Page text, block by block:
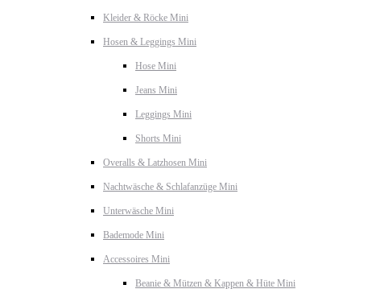
Kleider & Röcke Mini
Hosen & Leggings Mini
Hose Mini
Jeans Mini
Leggings Mini
Shorts Mini
Overalls & Latzhosen Mini
Nachtwäsche & Schlafanzüge Mini
Unterwäsche Mini
Bademode Mini
Accessoires Mini
Beanie & Mützen & Kappen & Hüte Mini